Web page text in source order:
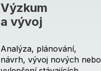
Výzkum
a vývoj
Analýza, plánování,
návrh, vývoj nových nebo